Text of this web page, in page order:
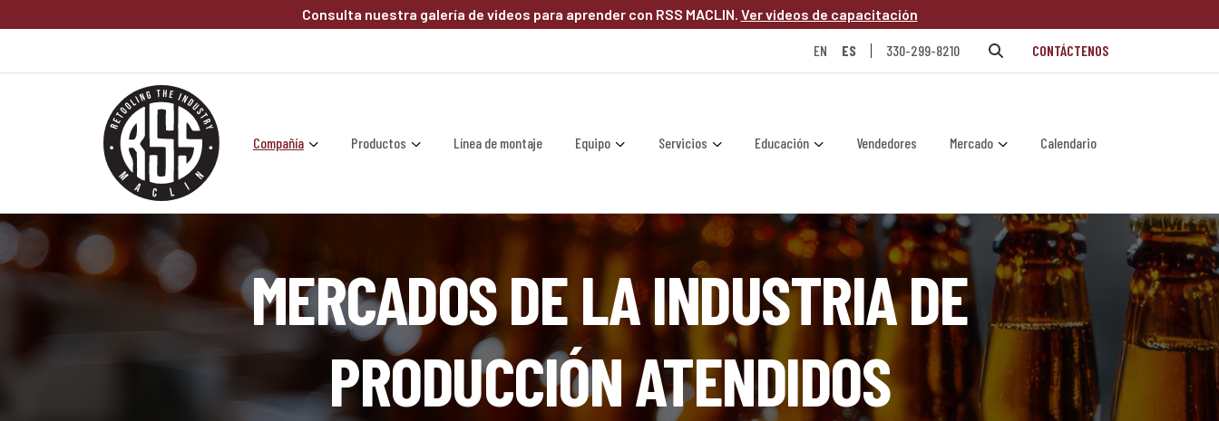
Consulta nuestra galería de videos para aprender con RSS MACLIN. Ver videos de capacitación
EN ES 330-299-8210 CONTÁCTENOS
Compañía Productos Línea de montaje Equipo Servicios Educación Vendedores Mercado Calendario
MERCADOS DE LA INDUSTRIA DE
PRODUCCIÓN ATENDIDOS